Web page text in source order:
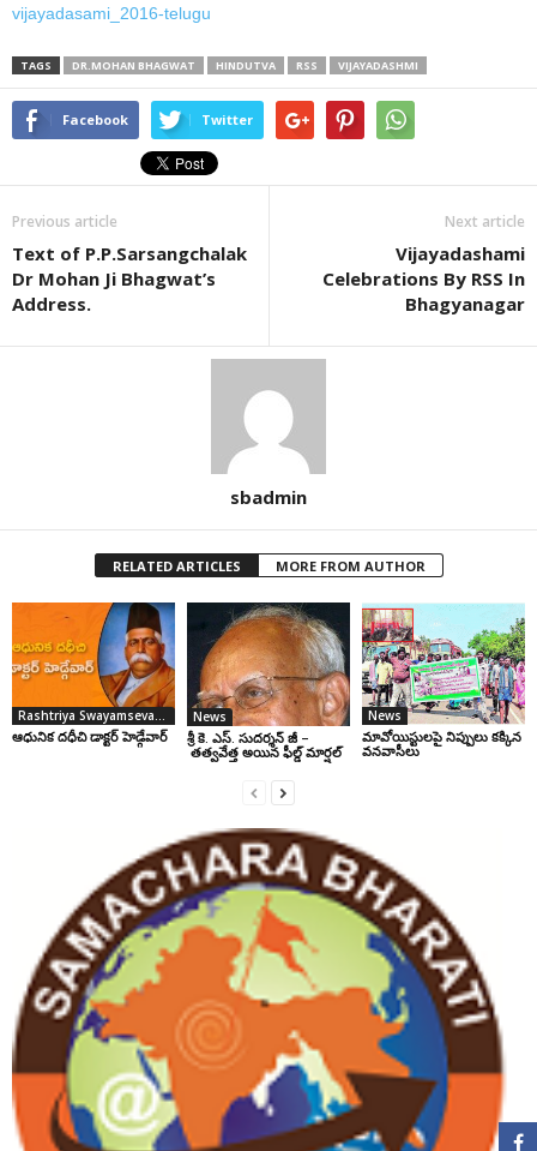
vijayadasami_2016-telugu
TAGS DR.MOHAN BHAGWAT HINDUTVA RSS VIJAYADASHMI
Facebook Twitter
Previous article
Text of P.P.Sarsangchalak
Dr Mohan Ji Bhagwat’s
Address.
Next article
Vijayadashami
Celebrations By RSS In
Bhagyanagar
sbadmin
RELATED ARTICLES MORE FROM AUTHOR
ఆధునిక దధీచి డాక్టర్‌ హెడ్గేవార్‌
News
శ్రీ కె. ఎస్. సుదర్శన్ జీ –
తత్వవేత్త అయిన ఫీల్డ్ మార్షల్
News
మావోయిస్టులపై నిప్పులు కక్కిన
వనవాసీలు